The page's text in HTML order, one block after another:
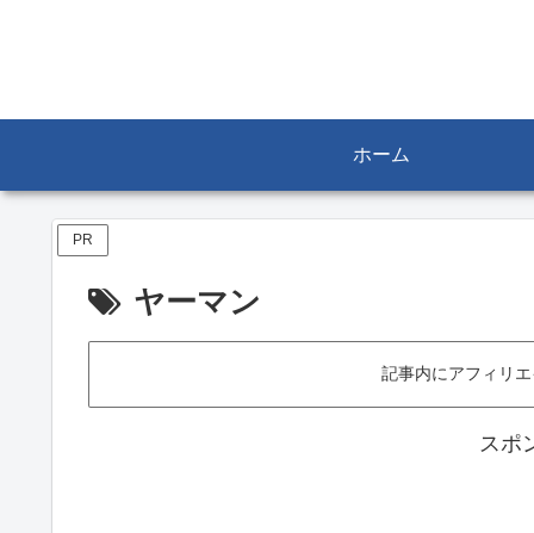
ホーム
PR
ヤーマン
記事内にアフィリ
スポ